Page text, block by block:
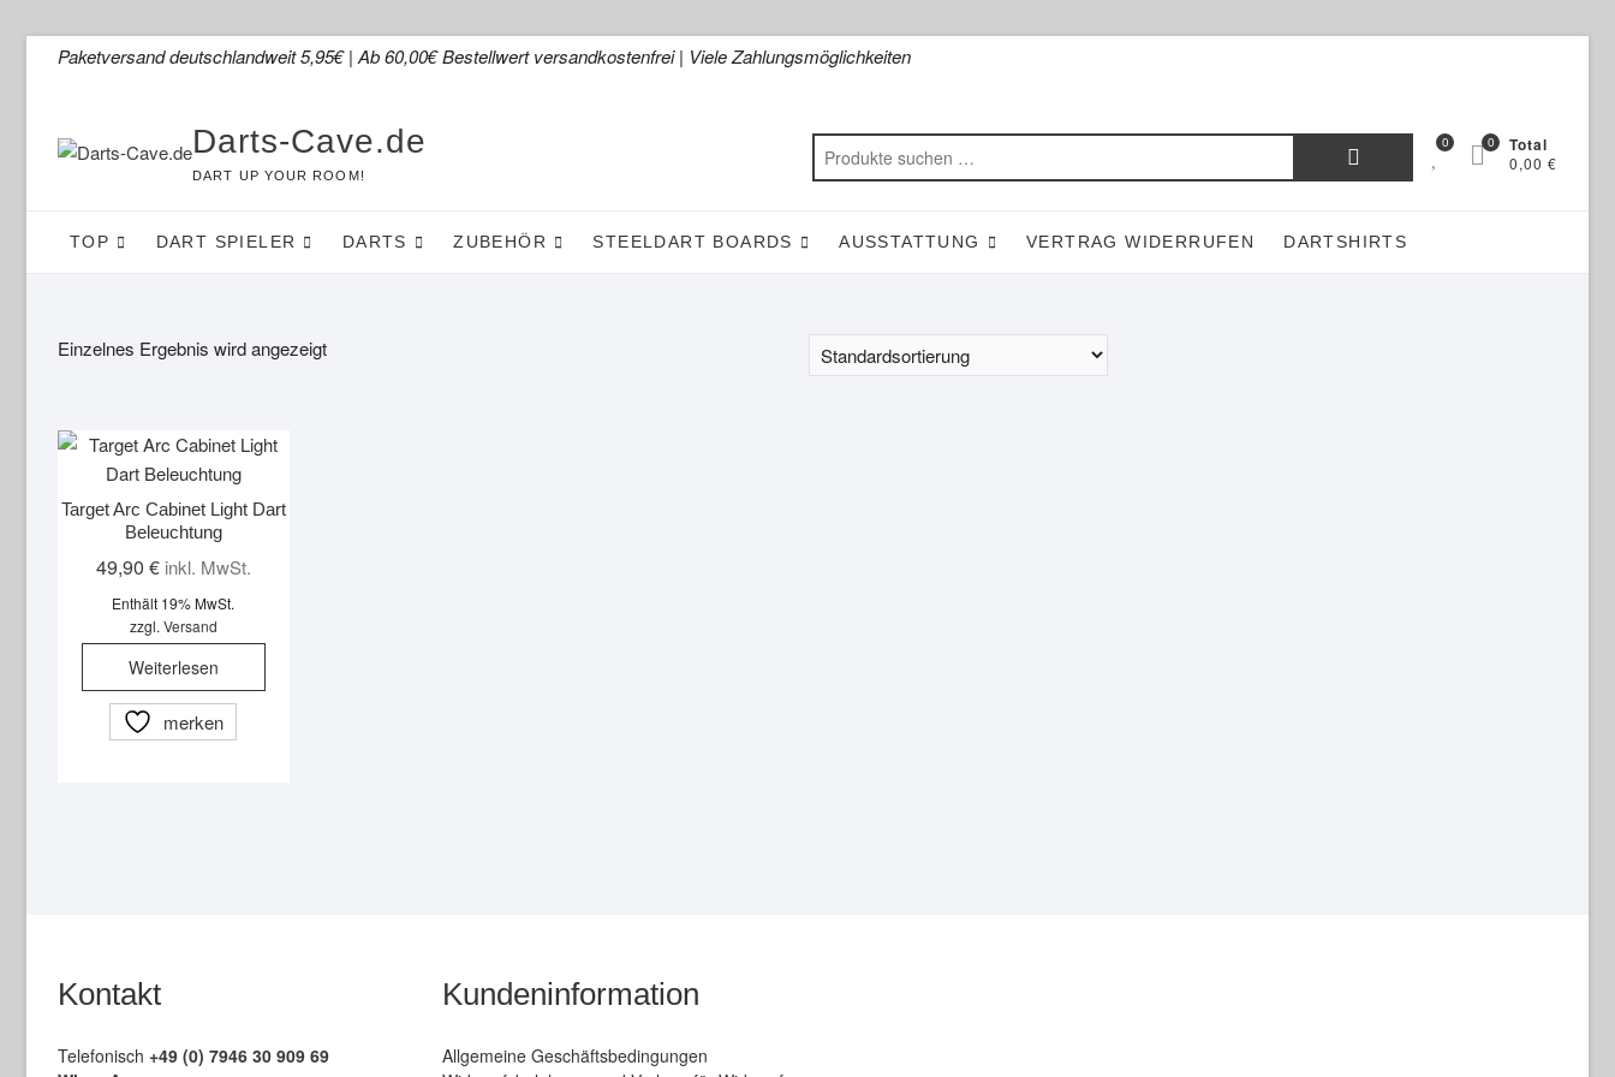
Paketversand deutschlandweit 5,95€ | Ab 60,00€ Bestellwert versandkostenfrei | Viele Zahlungsmöglichkeiten
Darts-Cave.de
DART UP YOUR ROOM!
Suchen
0 Total
0,00 €
0
TOP DART SPIELER DARTS ZUBEHÖR STEELDART BOARDS AUSSTATTUNG VERTRAG WIDERRUFEN DARTSHIRTS
Einzelnes Ergebnis wird angezeigt
Target Arc Cabinet Light Dart
Beleuchtung
49,90 € inkl. MwSt.
Enthält 19% MwSt.
zzgl. Versand
Weiterlesen
merken
Kontakt
Telefonisch +49 (0) 7946 30 909 69
Kundeninformation
Allgemeine Geschäftsbedingungen